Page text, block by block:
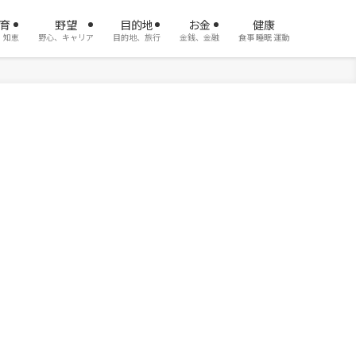
知恵
野望
野心、キャリア
目的地
目的地、旅行
お金
金銭、金融
健康
食事 睡眠 運動